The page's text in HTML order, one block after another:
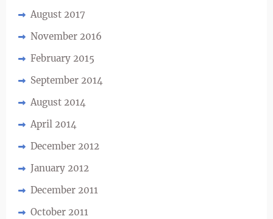
August 2017
November 2016
February 2015
September 2014
August 2014
April 2014
December 2012
January 2012
December 2011
October 2011